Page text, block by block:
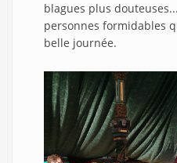
blagues plus
personnes formidables
belle journée.